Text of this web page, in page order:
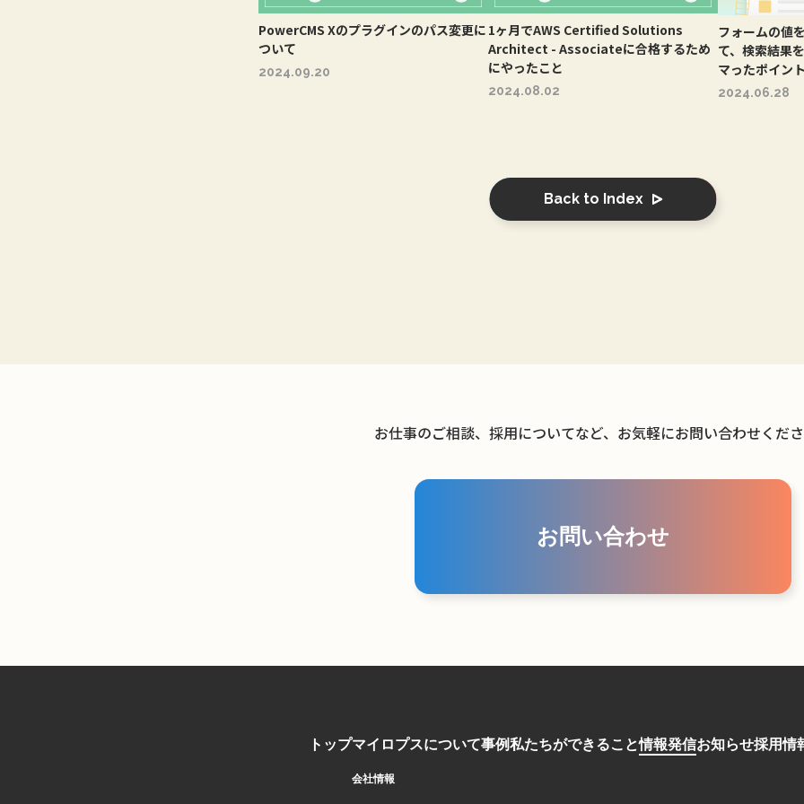
PowerCMS Xのプラグインのパス変更に
ついて
2024.09.20
1ヶ月でAWS Certified Solutions
Architect - Associateに合格するため
にやったこと
2024.08.02
フォームの値
て、検索結果
マったポイント
2024.06.28
Back to Index
お仕事のご相談、採用についてなど、お気軽にお問い合わせくださ
お問い合わせ
トップマイロプスについて
会社情報
事例私たちができること情報発信お知らせ採用情